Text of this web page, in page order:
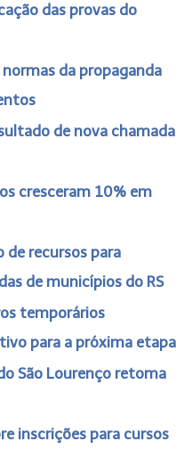
das provas do
da propaganda
de nova chamada
cresceram 10% em
de recursos para
de municípios do RS
temporários
para a próxima etapa
São Lourenço retoma
inscrições para cursos